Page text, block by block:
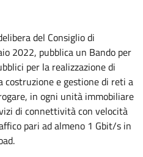
del Consiglio di
2022, pubblica un Bando per
per la realizzazione di
e gestione di reti a
in ogni unità immobiliare
di connettività con velocità
pari ad almeno 1 Gbit/s in